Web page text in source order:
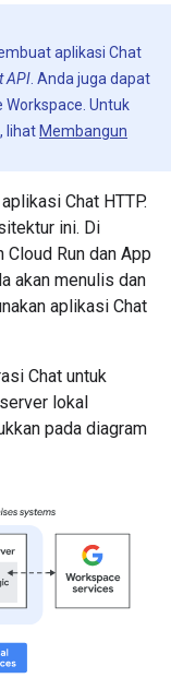
aplikasi Chat
API . Anda juga dapat
Untuk
lihat Membangun
Chat HTTP.
ini. Di
Cloud Run dan App
akan menulis dan
aplikasi Chat
Chat untuk
lokal
pada diagram